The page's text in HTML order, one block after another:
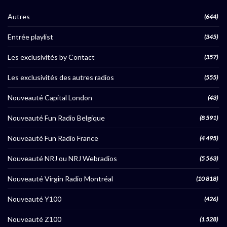
Autres (644)
Entrée playlist (345)
Les exclusivités by Contact (357)
Les exclusivités des autres radios (555)
Nouveauté Capital London (43)
Nouveauté Fun Radio Belgique (8 591)
Nouveauté Fun Radio France (4 495)
Nouveauté NRJ ou NRJ Webradios (5 563)
Nouveauté Virgin Radio Montréal (10 818)
Nouveauté Y100 (426)
Nouveauté Z100 (1 528)